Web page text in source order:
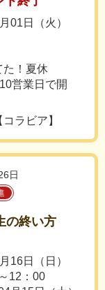
01日（火）
た！夏休
営業日で開
ラビア】
日
の終い方
16日（日）
12：00